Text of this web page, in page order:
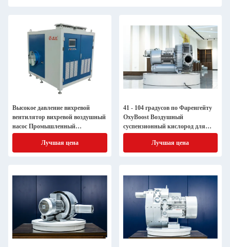
Высокое давление вихревой
вентилятор вихревой воздушный
насос Промышленный
вентилятор вентилятор
вакуумный насос рыбный пруд
кислородный насос
Лучшая цена
41 - 104 градусов по Фаренгейту
OxyBoost Воздушный
суспензионный кислород для
неконденсирующей
промышленности
Лучшая цена